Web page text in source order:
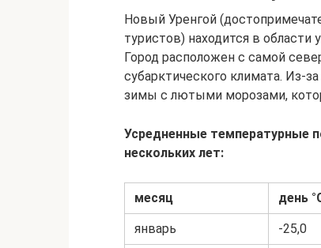
Новый Уренгой
туристов) находится в области
Город расположен с самой
субарктического климата. Из-
зимы с лютыми морозами,
Усредненные температурные
нескольких лет:
месяц день
январь -25,0